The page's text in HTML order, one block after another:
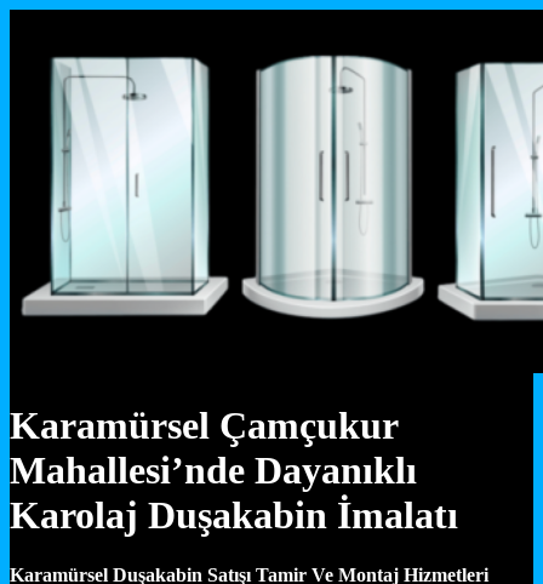
Karamürsel Çamçukur
Mahallesi’nde Dayanıklı
Karolaj Duşakabin İmalatı
Karamürsel Duşakabin Satışı Tamir Ve Montaj Hizmetleri